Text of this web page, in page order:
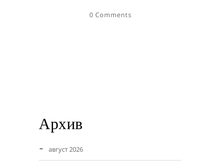
0 Comments
Архив
август 2026